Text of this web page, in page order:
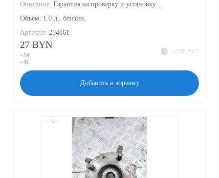
Описание: Гарантия на проверку и установку ..
Объём: 1.0 л., бензин,
Артикул: 254861
17.09.2022
27 BYN
~$9
~8€
Добавить в корзину